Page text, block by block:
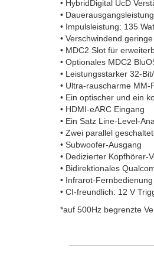
• HybridDigital UcD
•
• Impulsleistung: 135
• Verschwindend
• MDC2 Slot für
• Optionales MDC2
• Leistungsstarker 32-
• Ultra-rauscharme
• Ein optischer und ein
• HDMI-eARC Eingang
• Ein Satz Line-Level-
• Zwei parallel
• Subwoofer-Ausgang
• Dedizierter Kopfhörer-
• Bidirektionales
• Infrarot-
• CI-freundlich: 12 V
*auf 500Hz begrenzte